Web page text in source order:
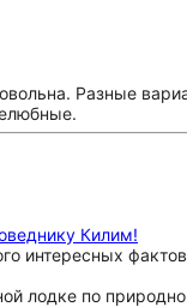
Разные
Килим!
интересных